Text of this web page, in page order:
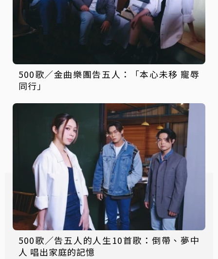
500歌／金曲樂團告五人：「本心未移 寵辱
同行」
500歌／告五人的人生10首歌：倒帶、夢中
人 唱出家庭的記憶